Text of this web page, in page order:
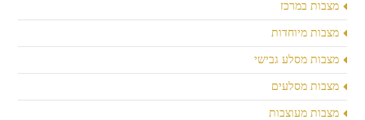
מצבות במרכז
מצבות מיוחדות
מצבות מסלע גבישי
מצבות מסלעים
מצבות מעוצבות